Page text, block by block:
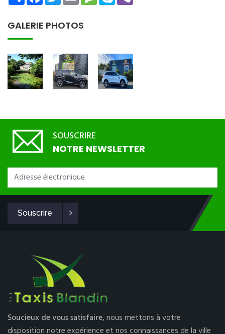
GALERIE PHOTOS
SOUSCRIRE
NOTRE NEWSLETTER
Souscrire
Soucieux de vous satisfaire,nous mettons à votre
disposition notre expérience et nos connaissances de la ville